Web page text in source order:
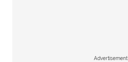
Advertisement